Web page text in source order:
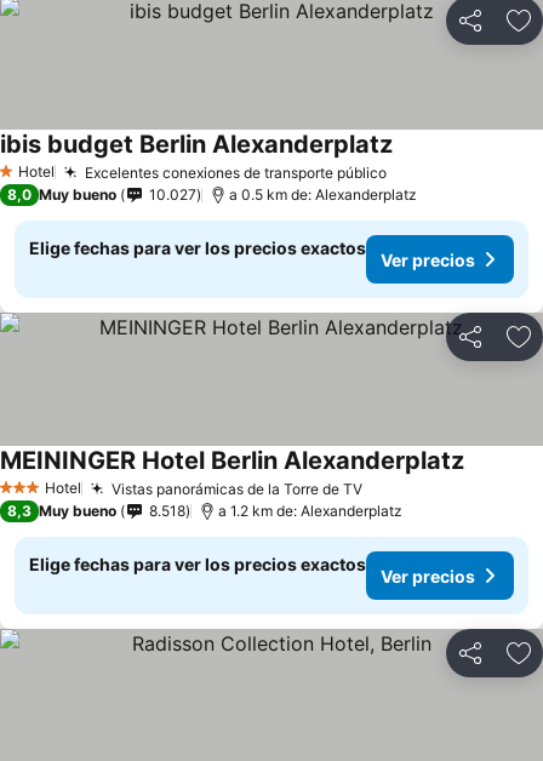
Compartir
1 Estrellas
Hotel Excelentes conexiones de transporte público
ibis budget Berlin Alexanderplatz
8,0 Muy bueno 10.027 a 0.5 km de: Alexanderplatz
Elige fechas para ver los precios exactos
Ver precios
Compartir
3 Estrellas
Hotel Vistas panorámicas de la Torre de TV
MEININGER Hotel Berlin Alexanderplatz
8,3 Muy bueno 8.518 a 1.2 km de: Alexanderplatz
Elige fechas para ver los precios exactos
Ver precios
Compartir